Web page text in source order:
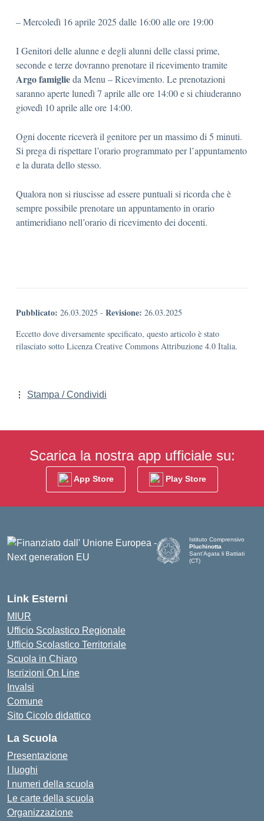
– Mercoledì 16 aprile 2025 dalle 16:00 alle ore 19:00
I Genitori delle alunne e degli alunni delle classi prime,
seconde e terze dovranno prenotare il ricevimento tramite
Argo famiglieda Menu – Ricevimento. Le prenotazioni
saranno aperte lunedì 7 aprile alle ore 14:00 e si chiuderanno
giovedì 10 aprile alle ore 14:00.
Ogni docente riceverà il genitore per un massimo di 5 minuti.
Si prega di rispettare l’orario programmato per l’appuntamento
e la durata dello stesso.
Qualora non si riuscisse ad essere puntuali si ricorda che è
sempre possibile prenotare un appuntamento in orario
antimeridiano nell’orario di ricevimento dei docenti.
Pubblicato: 26.03.2025 - Revisione: 26.03.2025
Eccetto dove diversamente specificato, questo articolo è stato
rilasciato sotto Licenza Creative Commons Attribuzione 4.0 Italia.
Stampa / Condividi
Scarica la nostra app ufficiale su:
App Store Play Store
Istituto Comprensivo
Pluchinotta
Sant'Agata li Battiati
(CT)
Link Esterni
MIUR
Ufficio Scolastico Regionale
Ufficio Scolastico Territoriale
Scuola in Chiaro
Iscrizioni On Line
Invalsi
Comune
Sito Cicolo didattico
La Scuola
Presentazione
I luoghi
I numeri della scuola
Le carte della scuola
Organizzazione